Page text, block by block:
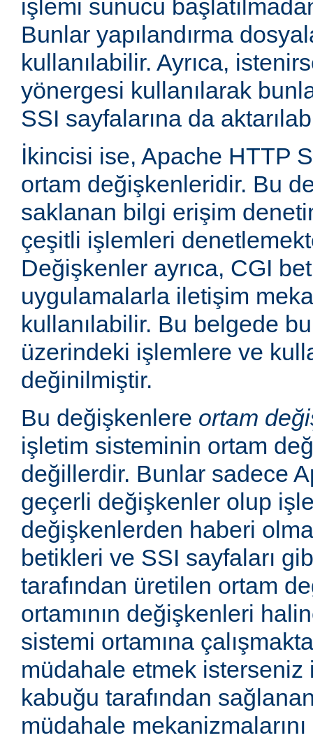
işlemi sunucu
Bunlar yapılandırma
kullanılabilir. Ayrıca,
yönergesi kullanılarak
SSI sayfalarına da
İkincisi ise, Apache HTTP
ortam değişkenleridir. Bu
saklanan bilgi erişim
çeşitli işlemleri
Değişkenler ayrıca, CGI
uygulamalarla iletişim
kullanılabilir. Bu belgede
üzerindeki işlemlere ve
değinilmiştir.
Bu değişkenlere ortam
işletim sisteminin ortam
değillerdir. Bunlar sadece
geçerli değişkenler olup
değişkenlerden haberi
betikleri ve SSI sayfaları
tarafından üretilen ortam
ortamının değişkenleri
sistemi ortamına
müdahale etmek
kabuğu tarafından
müdahale mekanizmalarını